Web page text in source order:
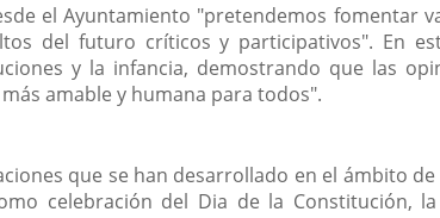
el Ayuntamiento "pretendemos fomentar
del futuro críticos y participativos". En
y la infancia, demostrando que las
amable y humana para todos".
que se han desarrollado en el ámbito
celebración del Dia de la Constitución,